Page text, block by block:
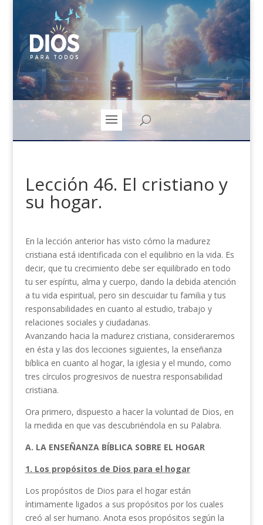
Lección 46. El cristiano y
su hogar.
En la lección anterior has visto cómo la madurez
cristiana está identificada con el equilibrio en la vida. Es
decir, que tu crecimiento debe ser equilibrado en todo
tu ser espíritu, alma y cuerpo, dando la debida atención
a tu vida espiritual, pero sin descuidar tu familia y tus
responsabilidades en cuanto al estudio, trabajo y
relaciones sociales y ciudadanas.
Avanzando hacia la madurez cristiana, consideraremos
en ésta y las dos lecciones siguientes, la enseñanza
bíblica en cuanto al hogar, la iglesia y el mundo, como
tres círculos progresivos de nuestra responsabilidad
cristiana.
Ora primero, dispuesto a hacer la voluntad de Dios, en
la medida en que vas descubriéndola en su Palabra.
A. LA ENSEÑANZA BÍBLICA SOBRE EL HOGAR
1. Los propósitos de Dios para el hogar
Los propósitos de Dios para el hogar están
íntimamente ligados a sus propósitos por los cuales
creó al ser humano. Anota esos propósitos según la